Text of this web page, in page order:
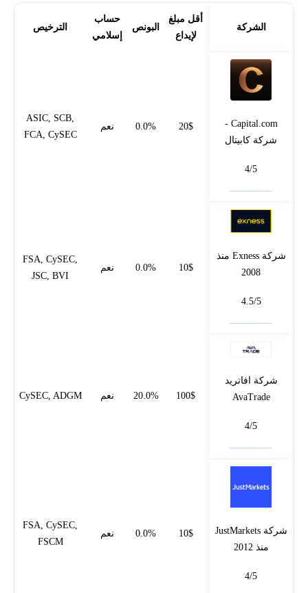
الشركة
أقل مبلغ
لإيداع
البونص
حساب
إسلامي
الترخيص
Capital.com -
شركة كابيتال
4/5
20$
0.0% نعم
ASIC, SCB,
FCA, CySEC
شركة Exness منذ
2008
4.5/5
10$
0.0% نعم
FSA, CySEC,
JSC, BVI
شركة افاتريد
AvaTrade
4/5
100$
20.0% نعم CySEC, ADGM
شركة JustMarkets
منذ 2012
4/5
10$
0.0% نعم
FSA, CySEC,
FSCM